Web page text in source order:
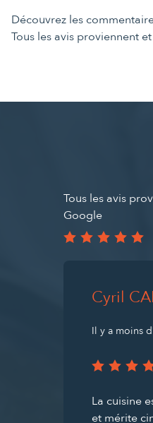
Découvrez les
Tous les avis proviennent
Tous les avis
Google
Cyril
Il y a moins
La cuisine
et mérite